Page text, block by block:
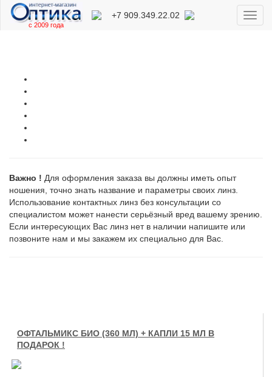
с 2009 года
+7 909.349.22.02
Важно ! Для оформления заказа вы должны иметь опыт
ношения, точно знать название и параметры своих линз.
Использование контактных линз без консультации со
специалистом может нанести серьёзный вред вашему зрению.
Если интересующих Вас линз нет в наличии напишите или
позвоните нам и мы закажем их специально для Вас.
OФТАЛЬМИКС БИО (360 МЛ) + КАПЛИ 15 МЛ В
ПОДАРОК !